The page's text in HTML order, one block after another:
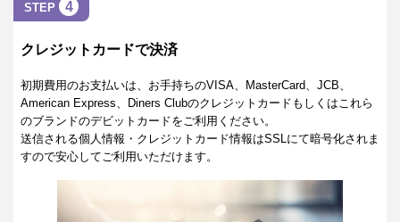
STEP 4
クレジットカードで決済
初期費用のお支払いは、お手持ちのVISA、MasterCard、JCB、
American Express、Diners Clubのクレジットカードもしくはこれら
のブランドのデビットカードをご利用ください。
送信される個人情報・クレジットカード情報はSSLにて暗号化されま
すので安心してご利用いただけます。